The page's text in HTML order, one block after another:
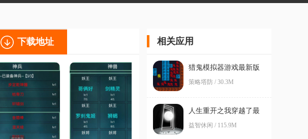
下载地址 相关应用
猎鬼模拟器游戏最新版
策略塔防 / 30.3M
人生重开之我穿越了最
新版
益智休闲 / 115.9M